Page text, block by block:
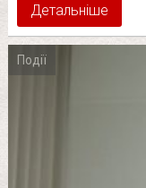
Детальніше
Події